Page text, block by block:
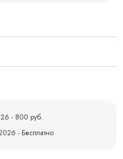
- 800 руб.
- Бесплатно